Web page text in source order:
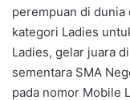
perempuan di
kategori Ladies
Ladies, gelar juara
sementara SMA
pada nomor Mobile